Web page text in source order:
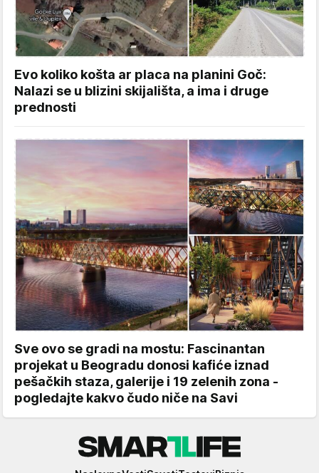
Evo koliko košta ar placa na planini Goč:
Nalazi se u blizini skijališta, a ima i druge
prednosti
Sve ovo se gradi na mostu: Fascinantan
projekat u Beogradu donosi kafiće iznad
pešačkih staza, galerije i 19 zelenih zona -
pogledajte kakvo čudo niče na Savi